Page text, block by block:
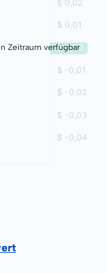
Zeitraum verfügbar